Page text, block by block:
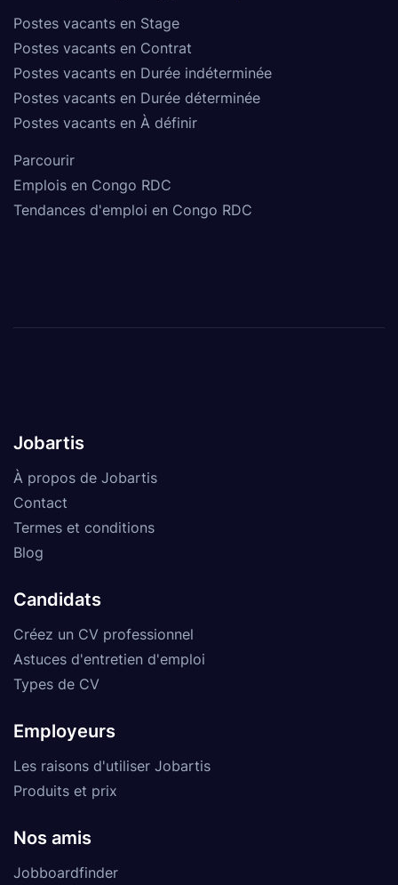
Postes vacants en Stage
Postes vacants en Contrat
Postes vacants en Durée indéterminée
Postes vacants en Durée déterminée
Postes vacants en À définir
Parcourir
Emplois en Congo RDC
Tendances d'emploi en Congo RDC
Jobartis
À propos de Jobartis
Contact
Termes et conditions
Blog
Candidats
Créez un CV professionnel
Astuces d'entretien d'emploi
Types de CV
Employeurs
Les raisons d'utiliser Jobartis
Produits et prix
Nos amis
Jobboardfinder